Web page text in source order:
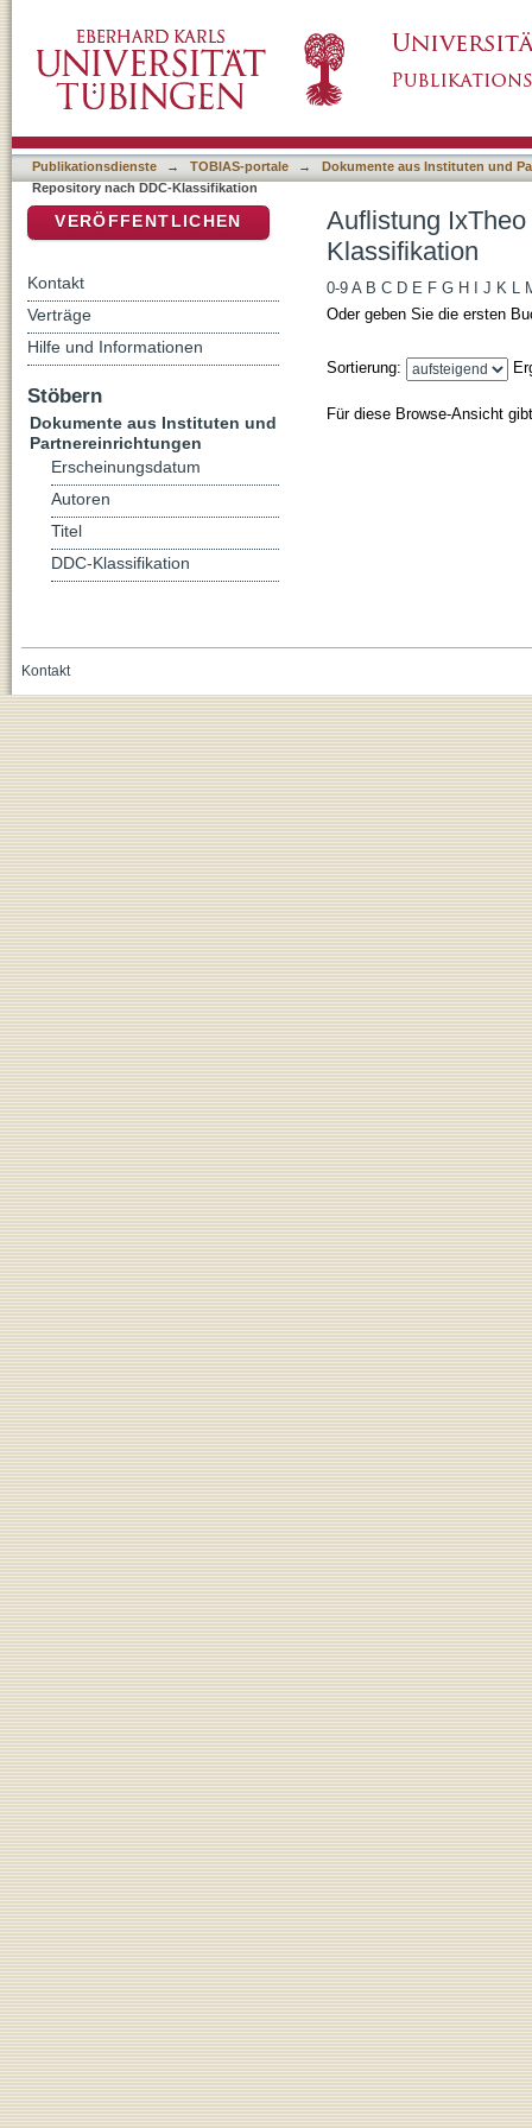
Publikationsdienste → TOBIAS-portale →
Dokumente aus Instituten und
Repository nach DDC-Klassifikation
Auflistung
Klassifikation
0-9 A B C D E F G H J K L
Oder geben Sie die ersten
Sortierung:
Für diese Browse-Ansicht
VERÖFFENTLICHEN
Kontakt
Verträge
Hilfe und Informationen
Stöbern
Dokumente aus Instituten und
Partnereinrichtungen
Erscheinungsdatum
Autoren
Titel
DDC-Klassifikation
Kontakt